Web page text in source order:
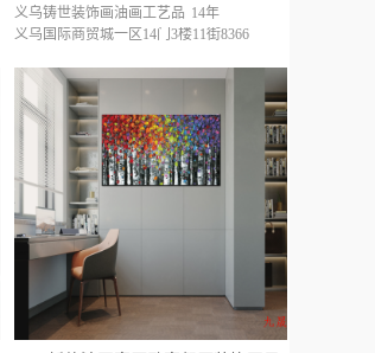
义乌铸世装饰画油画工艺品 14年
义乌国际商贸城一区14门3楼11街8366